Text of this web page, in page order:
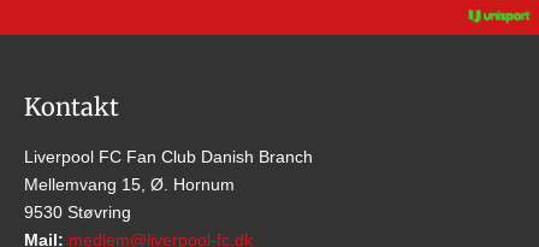
Kontakt
Liverpool FC Fan Club Danish Branch
Mellemvang 15, Ø. Hornum
9530 Støvring
Mail: medlem@liverpool-fc.dk